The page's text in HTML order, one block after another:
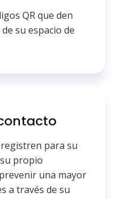
QR que den
su espacio de
para su
propio
una mayor
a través de su